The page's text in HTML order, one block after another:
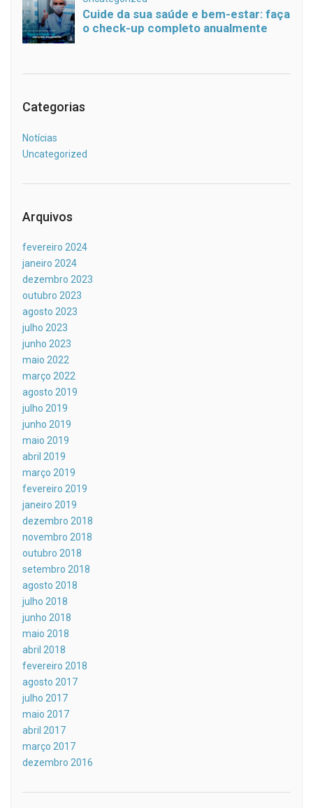
Categorias
Notícias
Uncategorized
Arquivos
fevereiro 2024
janeiro 2024
dezembro 2023
outubro 2023
agosto 2023
julho 2023
junho 2023
maio 2022
março 2022
agosto 2019
julho 2019
junho 2019
maio 2019
abril 2019
março 2019
fevereiro 2019
janeiro 2019
dezembro 2018
novembro 2018
outubro 2018
setembro 2018
agosto 2018
julho 2018
junho 2018
maio 2018
abril 2018
fevereiro 2018
agosto 2017
julho 2017
maio 2017
abril 2017
março 2017
dezembro 2016